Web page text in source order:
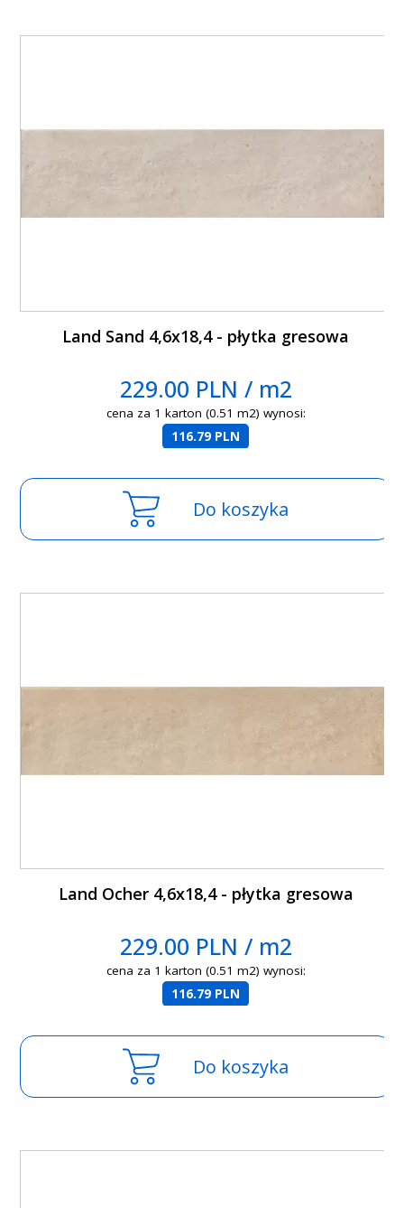
Land Sand 4,6x18,4 - płytka gresowa
229.00 PLN / m2
cena za 1 karton (0.51 m2) wynosi:
116.79 PLN
Do koszyka
Land Ocher 4,6x18,4 - płytka gresowa
229.00 PLN / m2
cena za 1 karton (0.51 m2) wynosi:
116.79 PLN
Do koszyka